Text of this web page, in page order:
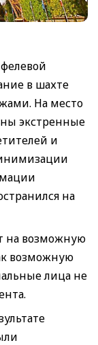
в шахте
На место
экстренные
и
на
на возможную
возможную
лица не